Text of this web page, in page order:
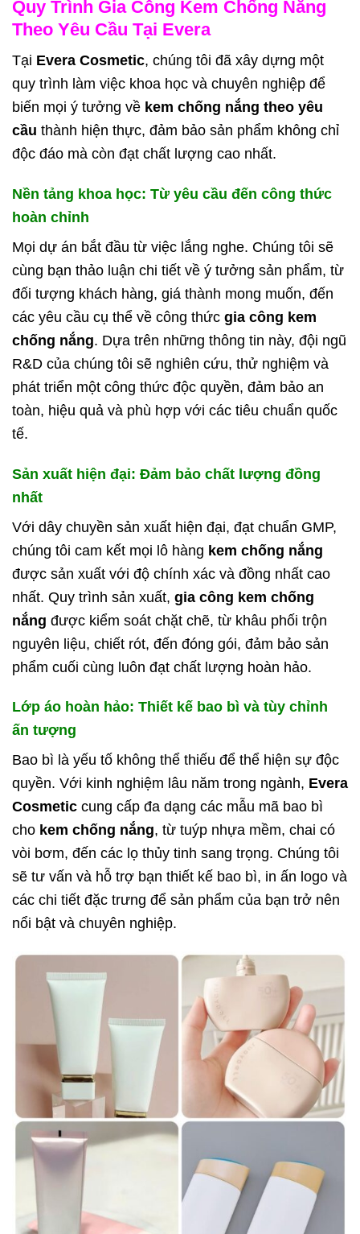
Quy Trình Gia Công Kem Chống Nắng
Theo Yêu Cầu Tại Evera
Tại Evera Cosmetic, chúng tôi đã xây dựng một
quy trình làm việc khoa học và chuyên nghiệp để
biến mọi ý tưởng về kem chống nắng theo yêu
cầu thành hiện thực, đảm bảo sản phẩm không chỉ
độc đáo mà còn đạt chất lượng cao nhất.
Nền tảng khoa học: Từ yêu cầu đến công thức
hoàn chỉnh
Mọi dự án bắt đầu từ việc lắng nghe. Chúng tôi sẽ
cùng bạn thảo luận chi tiết về ý tưởng sản phẩm, từ
đối tượng khách hàng, giá thành mong muốn, đến
các yêu cầu cụ thể về công thức gia công kem
chống nắng. Dựa trên những thông tin này, đội ngũ
R&D của chúng tôi sẽ nghiên cứu, thử nghiệm và
phát triển một công thức độc quyền, đảm bảo an
toàn, hiệu quả và phù hợp với các tiêu chuẩn quốc
tế.
Sản xuất hiện đại: Đảm bảo chất lượng đồng
nhất
Với dây chuyền sản xuất hiện đại, đạt chuẩn GMP,
chúng tôi cam kết mọi lô hàng kem chống nắng
được sản xuất với độ chính xác và đồng nhất cao
nhất. Quy trình sản xuất, gia công kem chống
nắng được kiểm soát chặt chẽ, từ khâu phối trộn
nguyên liệu, chiết rót, đến đóng gói, đảm bảo sản
phẩm cuối cùng luôn đạt chất lượng hoàn hảo.
Lớp áo hoàn hảo: Thiết kế bao bì và tùy chỉnh
ấn tượng
Bao bì là yếu tố không thể thiếu để thể hiện sự độc
quyền. Với kinh nghiệm lâu năm trong ngành, Evera
Cosmetic cung cấp đa dạng các mẫu mã bao bì
cho kem chống nắng, từ tuýp nhựa mềm, chai có
vòi bơm, đến các lọ thủy tinh sang trọng. Chúng tôi
sẽ tư vấn và hỗ trợ bạn thiết kế bao bì, in ấn logo và
các chi tiết đặc trưng để sản phẩm của bạn trở nên
nổi bật và chuyên nghiệp.